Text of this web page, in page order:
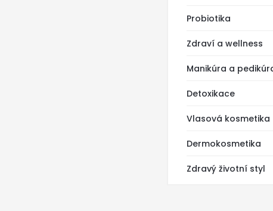
Probiotika
Zdraví a wellness
Manikúra a
Detoxikace
Vlasová kosmetika
Dermokosmetika
Zdravý životní styl